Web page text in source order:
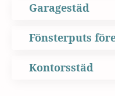
Garagestäd
Fönsterputs
Kontorsstäd